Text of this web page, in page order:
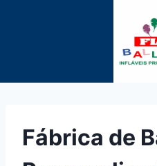
Fábrica de